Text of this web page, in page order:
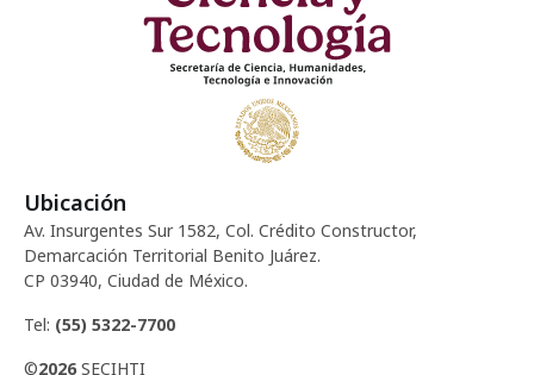
Ubicación
Av. Insurgentes Sur 1582, Col. Crédito Constructor,
Demarcación Territorial Benito Juárez.
CP 03940, Ciudad de México.
Tel: (55) 5322-7700
©2026 SECIHTI